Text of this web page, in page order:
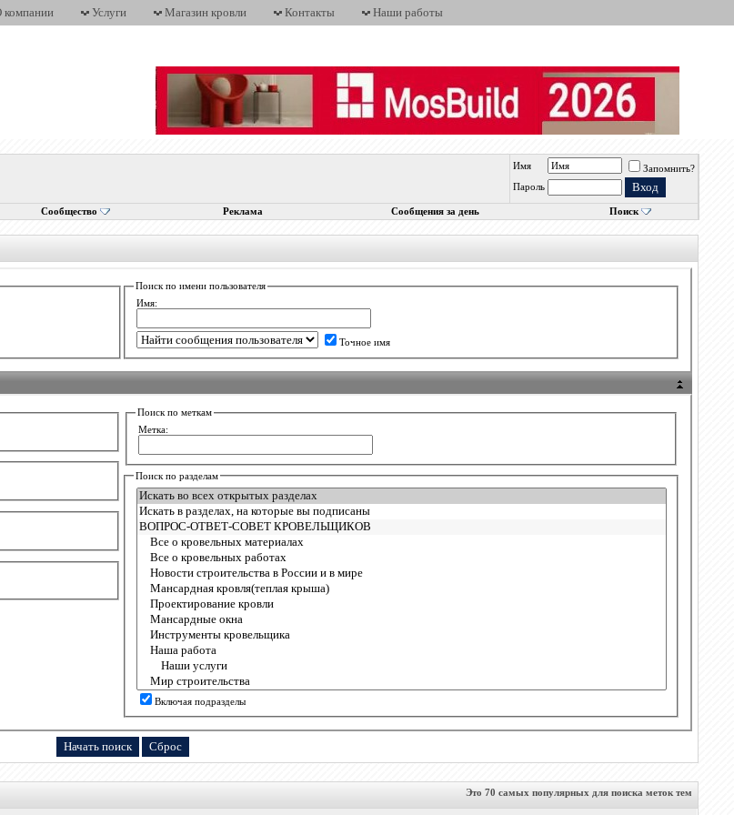
компании Услуги Магазин кровли Контакты Наши работы
Имя
Запомнить?
Пароль
Сообщество Реклама Сообщения за день Поиск
Поиск по имени пользователя
Имя:
Точное имя
Поиск по меткам
Метка:
Поиск по разделам
Включая подразделы
Это 70 самых популярных для поиска меток тем